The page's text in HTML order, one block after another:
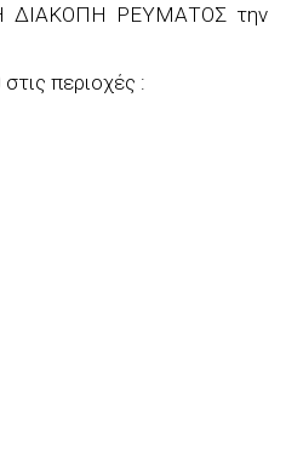
ΔΙΑΚΟΠΗ ΡΕΥΜΑΤΟΣ την
περιοχές :